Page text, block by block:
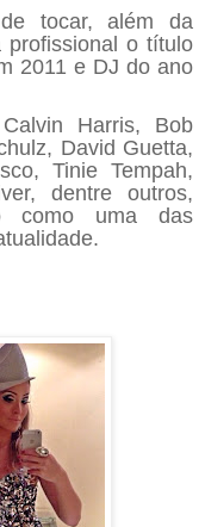
tocar, além da
profissional o título
2011 e DJ do ano
Harris, Bob
David Guetta,
Tinie Tempah,
dentre outros,
como uma das